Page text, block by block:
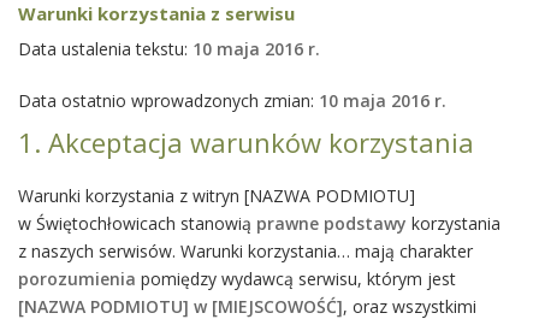
Warunki korzystania z serwisu
Data ustalenia tekstu: 10 maja 2016 r.
Data ostatnio wprowadzonych zmian: 10 maja 2016 r.
1. Akceptacja warunków korzystania
Warunki korzystania z witryn [NAZWA PODMIOTU]
w Świętochłowicach stanowią prawne podstawy korzystania
z naszych serwisów. Warunki korzystania… mają charakter
porozumienia pomiędzy wydawcą serwisu, którym jest
[NAZWA PODMIOTU] w [MIEJSCOWOŚĆ], oraz wszystkimi